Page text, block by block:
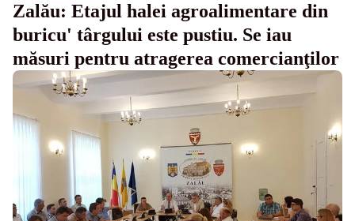
Zalău: Etajul halei agroalimentare din
buricu' târgului este pustiu. Se iau
măsuri pentru atragerea comercianţilor